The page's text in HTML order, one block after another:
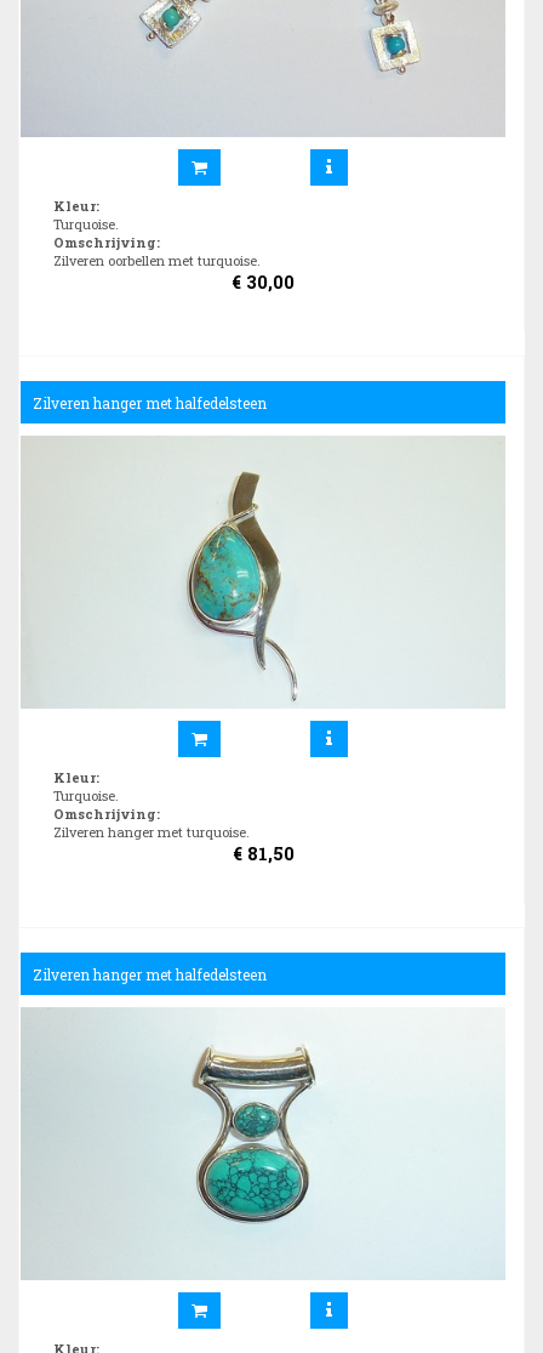
Kleur:
Turquoise.
Omschrijving:
Zilveren oorbellen met turquoise.
€ 30,00
Zilveren hanger met halfedelsteen
Kleur:
Turquoise.
Omschrijving:
Zilveren hanger met turquoise.
€ 81,50
Zilveren hanger met halfedelsteen
Kleur: